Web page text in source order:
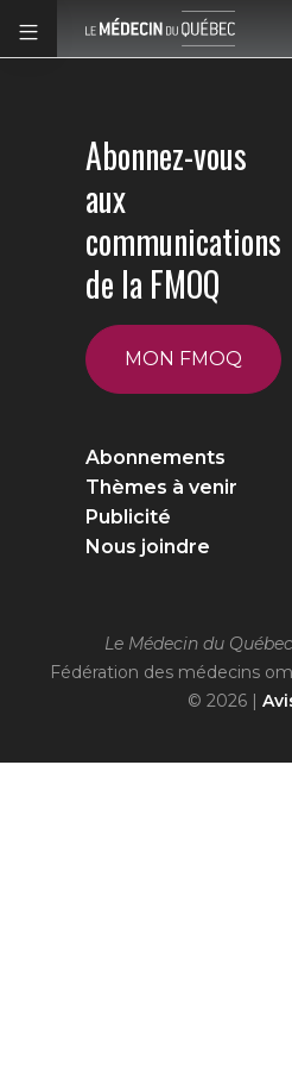
Abonnez-vous
aux
communications
de la FMOQ
MON FMOQ
Abonnements
Thèmes à venir
Publicité
Nous joindre
Le Médecin du Québec
Fédération des médecins
© 2026 |